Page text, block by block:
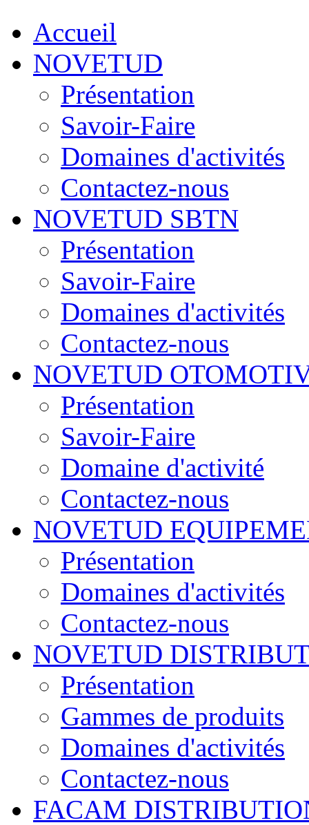
Accueil
NOVETUD
Présentation
Savoir-Faire
Domaines d'activités
Contactez-nous
NOVETUD SBTN
Présentation
Savoir-Faire
Domaines d'activités
Contactez-nous
NOVETUD
Présentation
Savoir-Faire
Domaine d'activité
Contactez-nous
NOVETUD
Présentation
Domaines d'activités
Contactez-nous
NOVETUD
Présentation
Gammes de produits
Domaines d'activités
Contactez-nous
FACAM